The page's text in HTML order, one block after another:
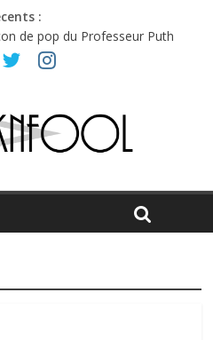
:
de pop du Professeur Puth
festival de musique indépendant
et émotions en hausse
de choisir entre chaleur et bonne
: entre bière, métal et